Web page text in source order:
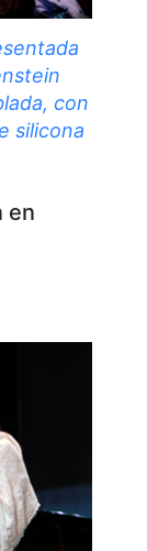
con
silicona
en